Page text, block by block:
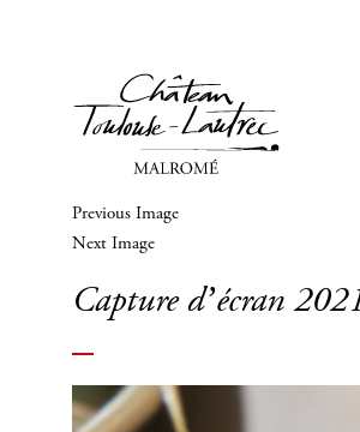
Previous Image
Next Image
Capture d’écran